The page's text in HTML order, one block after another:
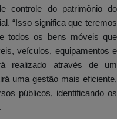
controle do patrimônio do
“Isso significa que teremos
todos os bens móveis que
veículos, equipamentos e
realizado através de um
uma gestão mais eficiente,
públicos, identificando os